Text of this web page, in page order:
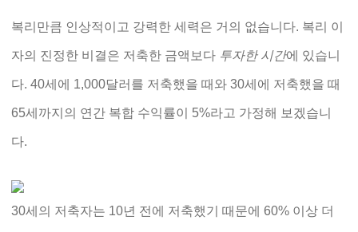
복리만큼 인상적이고 강력한 세력은 거의 없습니다. 복리 이
자의 진정한 비결은 저축한 금액보다 투자한 시간에 있습니
다. 40세에 1,000달러를 저축했을 때와 30세에 저축했을 때
65세까지의 연간 복합 수익률이 5%라고 가정해 보겠습니
다.
30세의 저축자는 10년 전에 저축했기 때문에 60% 이상 더